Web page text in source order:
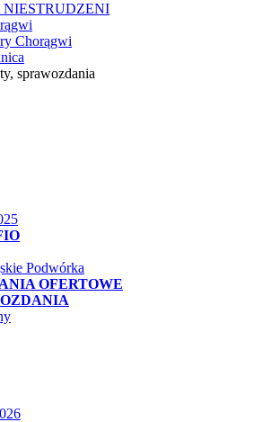
NIESTRUDZENI
Chorągwi
sprawozdania
Podwórka
OFERTOWE